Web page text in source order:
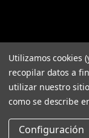
Utilizamos cookies
recopilar datos a
utilizar nuestro
como se describe
Configuración